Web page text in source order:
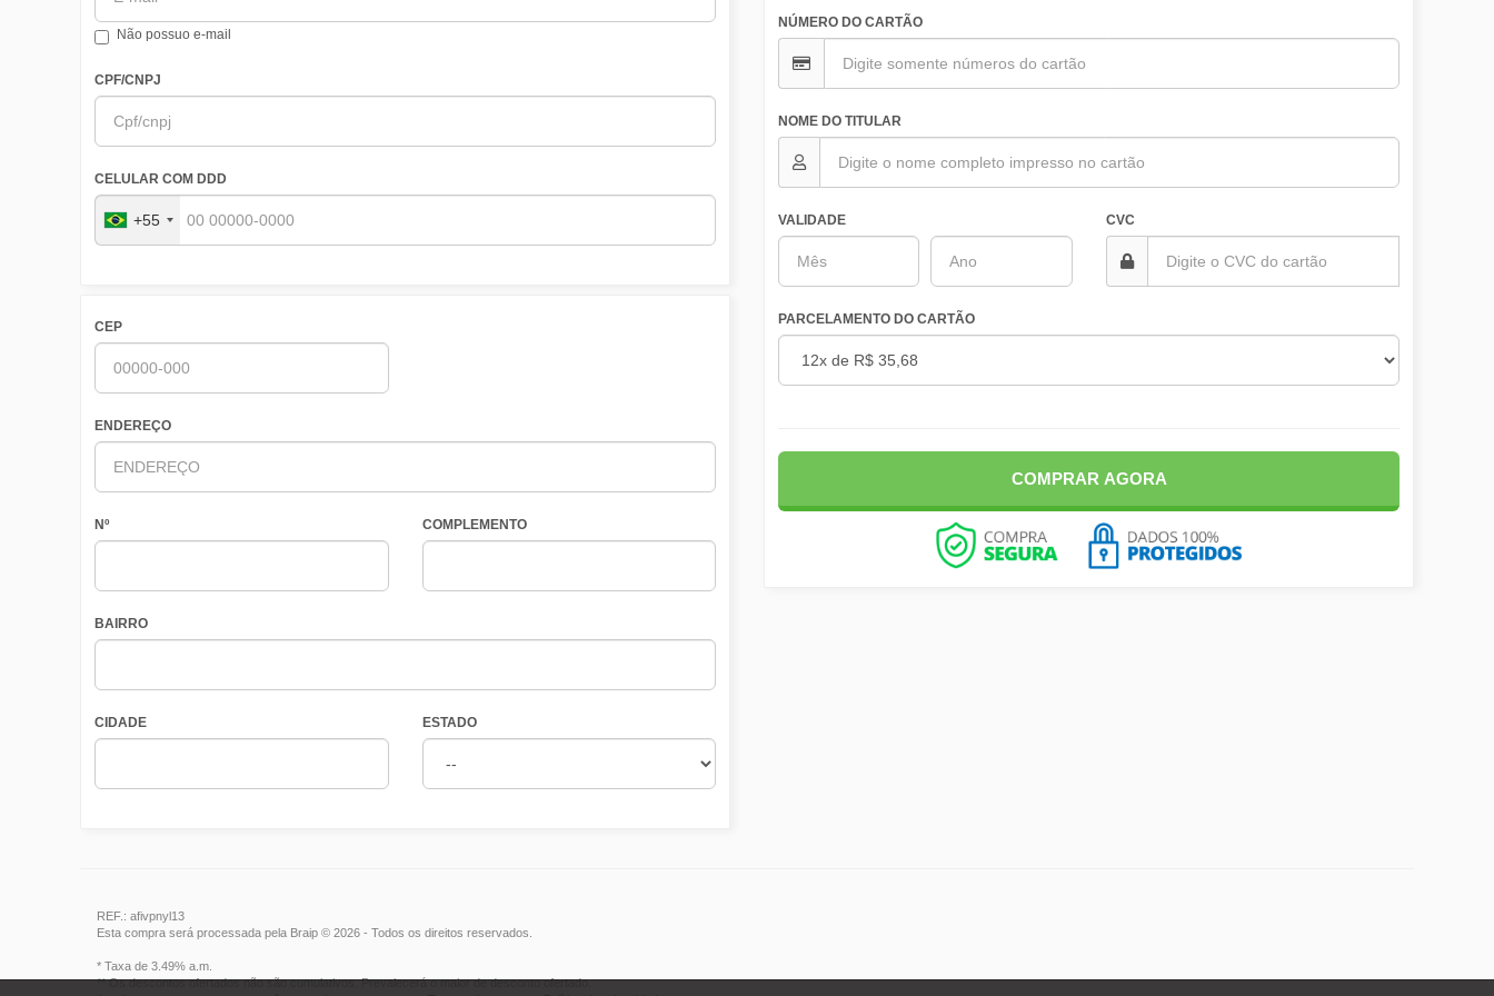
Não possuo e-mail
CPF/CNPJ
CELULAR COM DDD
+55
CEP
ENDEREÇO
Nº COMPLEMENTO
BAIRRO
CIDADE ESTADO
NÚMERO DO CARTÃO
NOME DO TITULAR
VALIDADE CVC
PARCELAMENTO DO CARTÃO
COMPRAR AGORA
REF.: afivpnyl13
Esta compra será processada pela Braip © 2026 - Todos os direitos reservados.
* Taxa de 3.49% a.m.
** Os descontos ofertados não são cumulativos. Prevalecerá o maior de desconto ofertado.